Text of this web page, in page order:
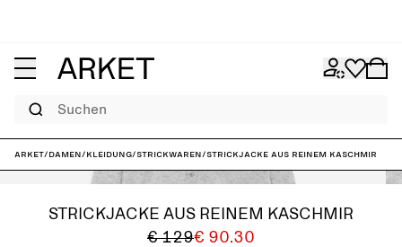
Suchen
ARKET/Damen/Kleidung/Strickwaren/Strickjacke aus reinem Kaschmir
STRICKJACKE AUS REINEM KASCHMIR
€ 129€ 90.30